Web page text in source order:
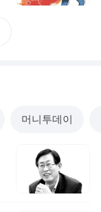
머니투데이